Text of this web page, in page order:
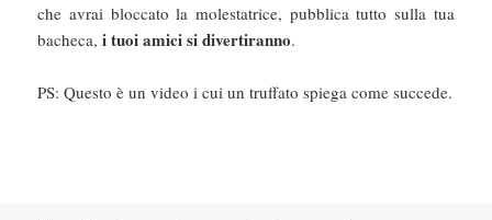
che avrai bloccato la molestatrice, pubblica tutto sulla tua
bacheca,i tuoi amici si divertiranno.
PS: Questo è un video i cui un truffato spiega come succede.